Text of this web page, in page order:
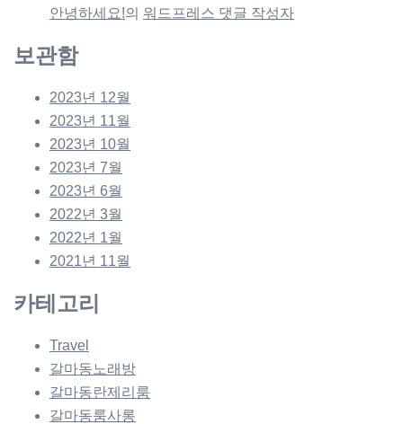
안녕하세요!의 워드프레스 댓글 작성자
보관함
2023년 12월
2023년 11월
2023년 10월
2023년 7월
2023년 6월
2022년 3월
2022년 1월
2021년 11월
카테고리
Travel
갈마동노래방
갈마동란제리룸
갈마동룸사롱